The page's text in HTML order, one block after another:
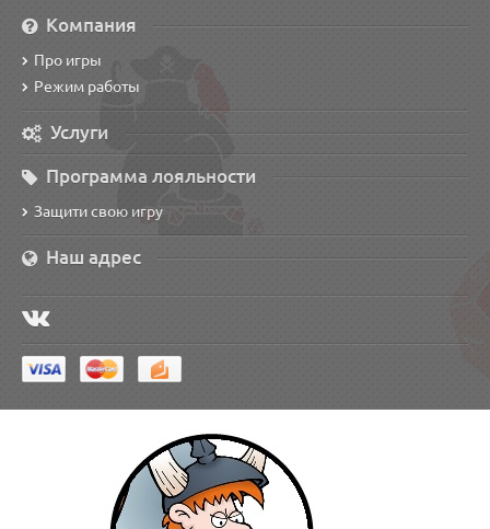
Компания
Про игры
Режим работы
Услуги
Программа лояльности
Защити свою игру
Наш адрес